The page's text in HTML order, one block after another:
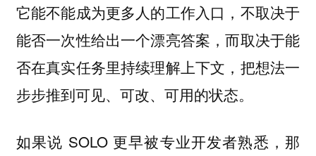
它能不能成为更多人的工作入口，不取决于
能否一次性给出一个漂亮答案，而取决于能
否在真实任务里持续理解上下文，把想法一
步步推到可见、可改、可用的状态。
如果说 SOLO 更早被专业开发者熟悉，那